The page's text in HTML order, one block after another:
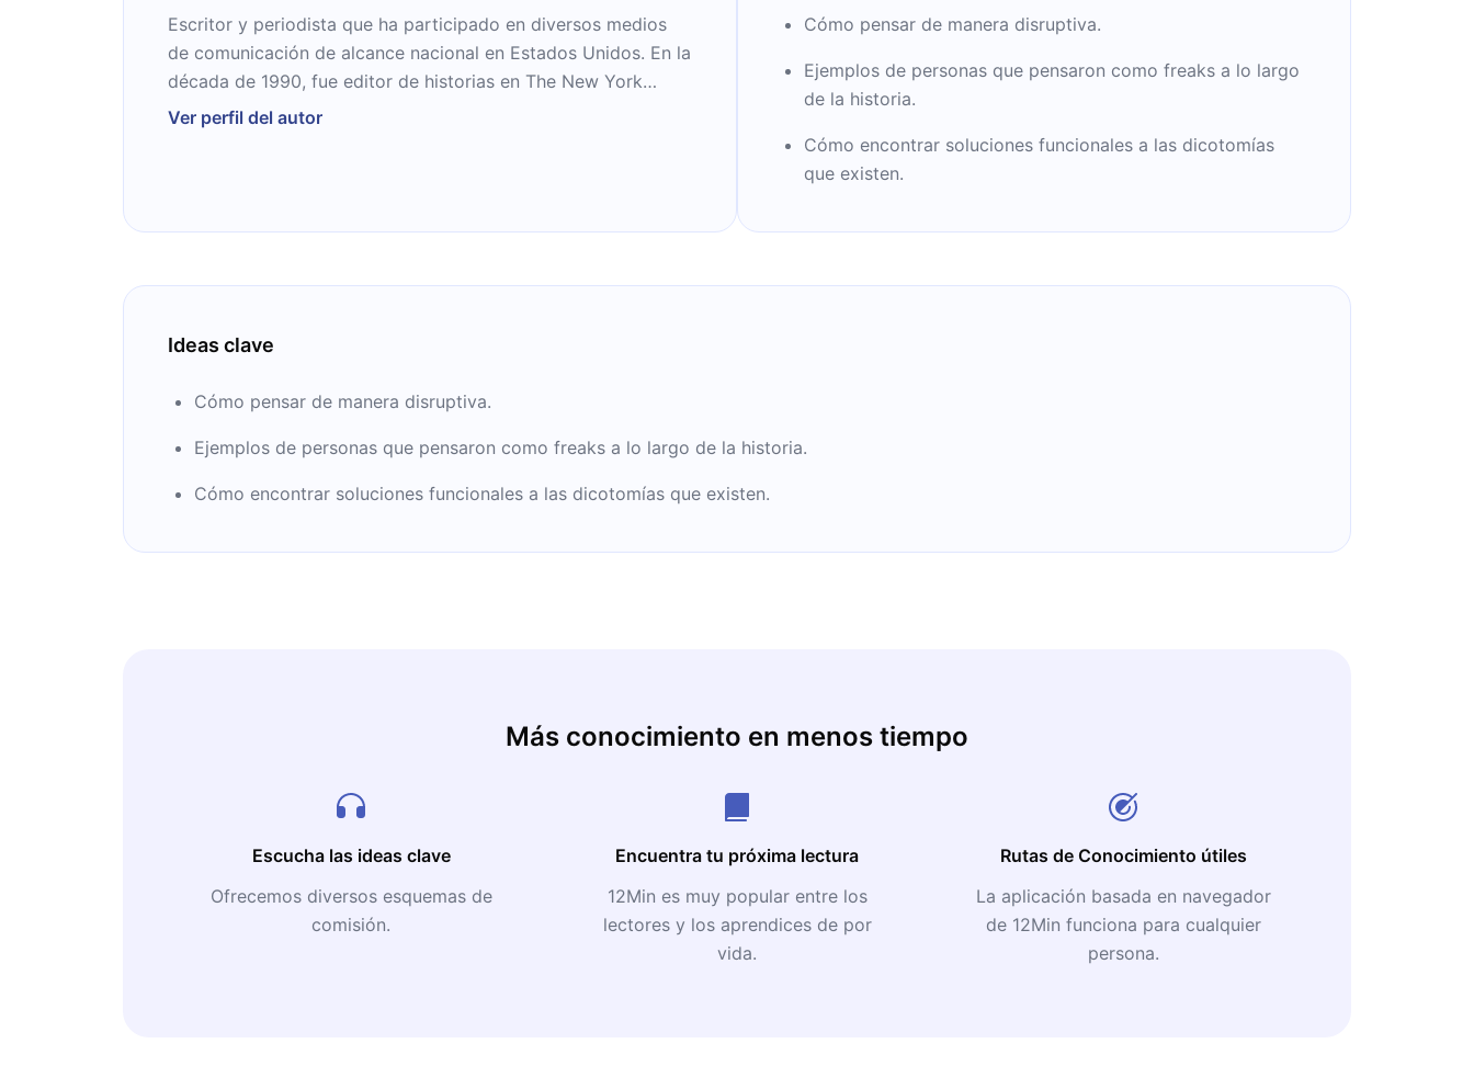
Escritor y periodista que ha participado en diversos medios
de comunicación de alcance nacional en Estados Unidos. En la
década de 1990, fue editor de historias en The New York
Times Magazine.
Ver perfil del autor
Cómo pensar de manera disruptiva.
Ejemplos de personas que pensaron como freaks a lo largo
de la historia.
Cómo encontrar soluciones funcionales a las dicotomías
que existen.
Ideas clave
Cómo pensar de manera disruptiva.
Ejemplos de personas que pensaron como freaks a lo largo de la historia.
Cómo encontrar soluciones funcionales a las dicotomías que existen.
Más conocimiento en menos tiempo
Escucha las ideas clave
Ofrecemos diversos esquemas de
comisión.
Encuentra tu próxima lectura
12Min es muy popular entre los
lectores y los aprendices de por
vida.
Rutas de Conocimiento útiles
La aplicación basada en navegador
de 12Min funciona para cualquier
persona.